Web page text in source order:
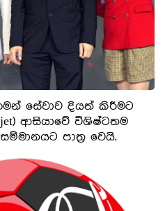
සේවාව දියත් කිරීමට
ආසියාවේ විශිෂ්ටතම
පාත්‍ර වෙයි.